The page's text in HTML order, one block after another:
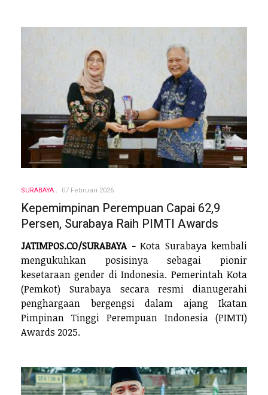
SURABAYA 07 Februari 2026
Kepemimpinan Perempuan Capai 62,9
Persen, Surabaya Raih PIMTI Awards
JATIMPOS.CO/SURABAYA -Kota Surabaya kembali
mengukuhkan posisinya sebagai pionir
kesetaraan gender di Indonesia. Pemerintah Kota
(Pemkot) Surabaya secara resmi dianugerahi
penghargaan bergengsi dalam ajang Ikatan
Pimpinan Tinggi Perempuan Indonesia (PIMTI)
Awards 2025.